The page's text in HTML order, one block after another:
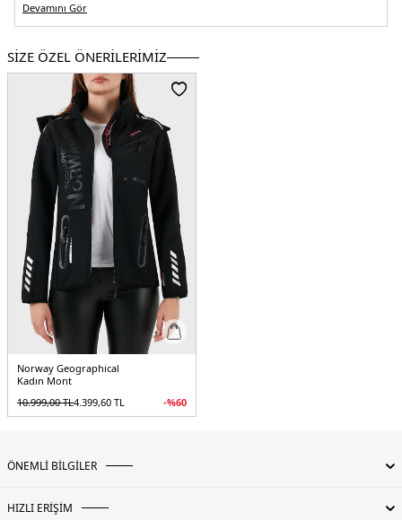
Detay :-Fermuarlı iç cep
-Kapüşon çıkarılabilir-İçerideki sıcaklığı korur, ısı yalıtımlı
sahip-Rüzgara ve soğuğa karşı dayanıklıdır
-Turbo Dry Platinium 4000 serisi su geçirmez (4000 mm), kolayca kurur ve
nefes alabilen özelliktedir
Softshell :Çoğu kayak malzemesinde kullanılan sert (Hardshell) kumaşlara
alternatif olarak geliştirilmiş kumaş türüdür. Temel özellikleri arasında
esneklik, konfor, vücuda uyum sağlaması, yüksek dayanıklılık katsayısı, nefes
alabilmesi su ve rüzgar geçirmezlik bulunmaktadır.
Manken Ölçüsü :
Kilo : 52 kg / Boy : 1.79 cm / Göğüs : 81 cm / Bel : 60 cm /
Basen : 90 cm / Beden : M
Üretim Yeri :Çin
5DK2TISLAND.07
Devamını Gör
SİZE ÖZEL ÖNERİLERİMİZ
Norway Geographical
Kadın Mont
10.999,00TL4.399,60 TL -%60
ÖNEMLİ BİLGİLER
HIZLI ERİŞİM